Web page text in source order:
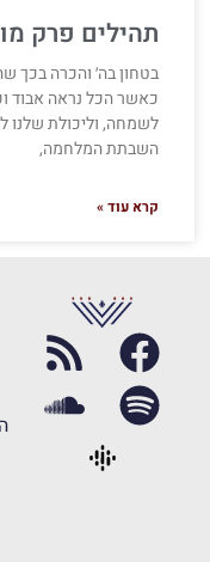
תהילים פרק
בטחון בה׳ והכרה בכך
כאשר הכל נראה אבוד
לשמחה, וליכולת שלנו
השבתת המלחמה,
קרא עוד »